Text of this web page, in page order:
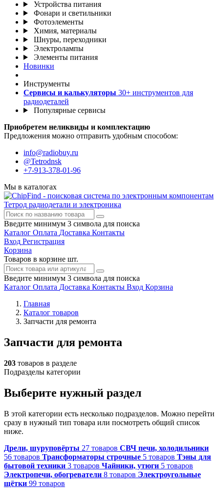
Устройства питания
Фонари и светильники
Фотоэлементы
Химия, материалы
Шнуры, переходники
Электролампы
Элементы питания
Новинки
Инструменты
Сервисы и калькуляторы 30+ инструментов для
радиодеталей
Популярные сервисы
Приобретем неликвиды и комплектацию
Предложения можно отправить удобным способом:
info@radiobuy.ru
@Tetrodnsk
+7-913-378-01-96
Мы в каталогах
Тетрод радиодетали и электроника
Введите минимум 3 символа для поиска
Каталог Оплата Доставка Контакты
Вход Регистрация
Корзина
Товаров в корзине шт.
Введите минимум 3 символа для поиска
Каталог Оплата Доставка Контакты Вход Корзина
Главная
Каталог товаров
Запчасти для ремонта
Запчасти для ремонта
203 товаров в разделе
Подразделы категории
Выберите нужный раздел
В этой категории есть несколько подразделов. Можно перейти
сразу в нужный тип товара или посмотреть общий список
ниже.
Дрели, шуруповёрты 27 товаров СВЧ печи, холодильники
56 товаров Трансформаторы строчные 5 товаров Тэны для
бытовой техники 3 товаров Чайники, утюги 5 товаров
Электропечи, обогреватели 8 товаров Электроугольные
щётки 99 товаров